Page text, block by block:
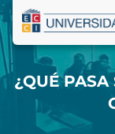
¿QUÉ